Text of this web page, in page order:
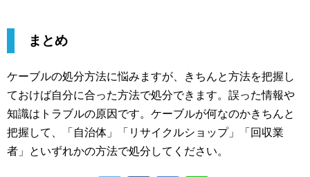
まとめ
ケーブルの処分方法に悩みますが、きちんと方法を把握し
ておけば自分に合った方法で処分できます。誤った情報や
知識はトラブルの原因です。ケーブルが何なのかきちんと
把握して、「自治体」「リサイクルショップ」「回収業
者」といずれかの方法で処分してください。